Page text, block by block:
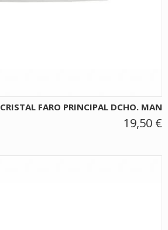
CRISTAL FARO PRINCIPAL DCHO. MAN
19,50 €